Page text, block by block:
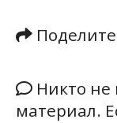
Никто
материал.